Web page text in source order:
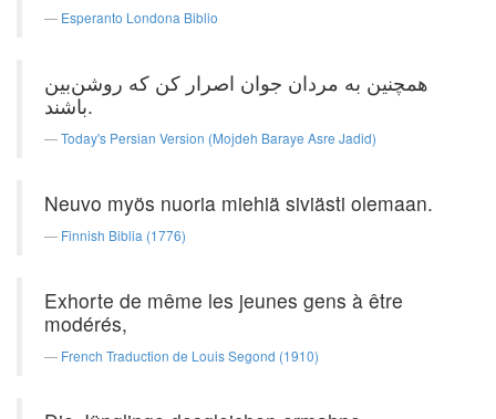
Esperanto Londona Biblio
همچنین به مردان جوان اصرار كن كه روشن‌بین
باشند.
Today's Persian Version (Mojdeh Baraye Asre Jadid)
Neuvo myös nuoria miehiä siviästi olemaan.
Finnish Biblia (1776)
Exhorte de même les jeunes gens à être
modérés,
French Traduction de Louis Segond (1910)